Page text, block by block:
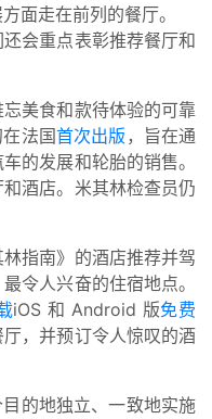
面走在前列的餐厅。
会重点表彰推荐餐厅和
美食和款待体验的可靠
法国首次出版 ，旨在通
的发展和轮胎的销售。
酒店。米其林检查员仍
指南》的酒店推荐并驾
令人兴奋的住宿地点。
iOS 和 Android 版免费
，并预订令人惊叹的酒
的地独立、一致地实施